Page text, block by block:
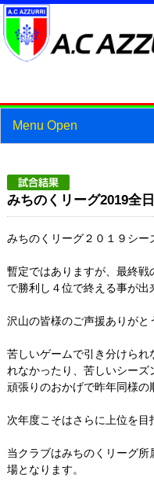
Menu Open
ニュース
フォトギャラリー
ブログ
プロフィール
リンク集
みちのくリーグ2019全
みちのくリーグ２０１９シー
暫定ではありますが、最終戦
で勝利し４位で終える事が出
沢山の皆様のご声援ありがと
苦しいゲームで引き分けられ
れなかったり、苦しいシー
頑張りのおかげで昨年同様の
次年度こそはさらに上位を目
当クラブはみちのくリーグ
場となります。